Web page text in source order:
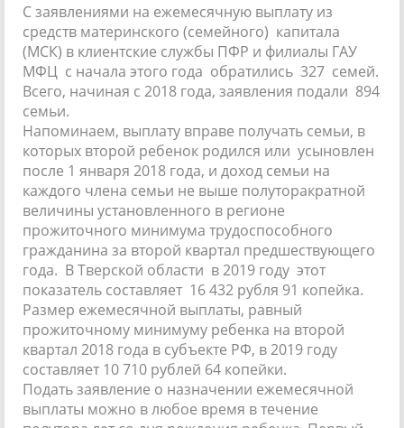
С заявлениями на ежемесячную выплату из
средств материнского (семейного) капитала
(МСК) в клиентские службы ПФР и филиалы ГАУ
МФЦ с начала этого года обратились 327 семей.
Всего, начиная с 2018 года, заявления подали 894
семьи.
Напоминаем, выплату вправе получать семьи, в
которых второй ребенок родился или усыновлен
после 1 января 2018 года, и доход семьи на
каждого члена семьи не выше полуторакратной
величины установленного в регионе
прожиточного минимума трудоспособного
гражданина за второй квартал предшествующего
года. В Тверской области в 2019 году этот
показатель составляет 16 432 рубля 91 копейка.
Размер ежемесячной выплаты, равный
прожиточному минимуму ребенка на второй
квартал 2018 года в субъекте РФ, в 2019 году
составляет 10 710 рублей 64 копейки.
Подать заявление о назначении ежемесячной
выплаты можно в любое время в течение